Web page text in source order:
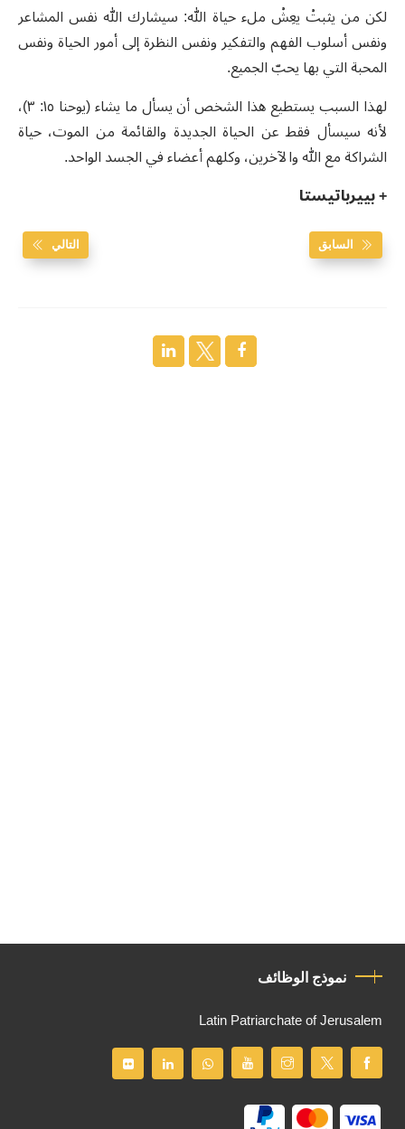
لكن من يثبتْ يعِشْ ملء حياة الله: سيشارك الله نفس المشاعر
ونفس أسلوب الفهم والتفكير ونفس النظرة إلى أمور الحياة ونفس
المحبة التي بها يحبّ الجميع.
لهذا السبب يستطيع هذا الشخص أن يسأل ما يشاء (يوحنا ١٥: ٣)،
لأنه سيسأل فقط عن الحياة الجديدة والقائمة من الموت، حياة
الشراكة مع الله والآخرين، وكلهم أعضاء في الجسد الواحد.
+ بييرباتيستا
السابق التالي
نموذج الوظائف
Latin Patriarchate of Jerusalem